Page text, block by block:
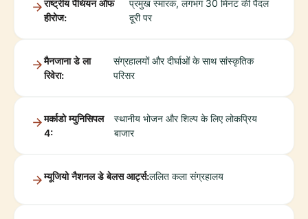
राष्ट्रीय पैंथियन ऑफ
हीरोज:
प्रमुख स्मारक, लगभग 30 मिनट की पैदल
दूरी पर
मैनजाना डे ला
रिवेरा:
संग्रहालयों और दीर्घाओं के साथ सांस्कृतिक
परिसर
मर्काडो म्युनिसिपल
4:
स्थानीय भोजन और शिल्प के लिए लोकप्रिय
बाजार
म्यूजियो नैशनल डे बेलस आर्ट्स:ललित कला संग्रहालय